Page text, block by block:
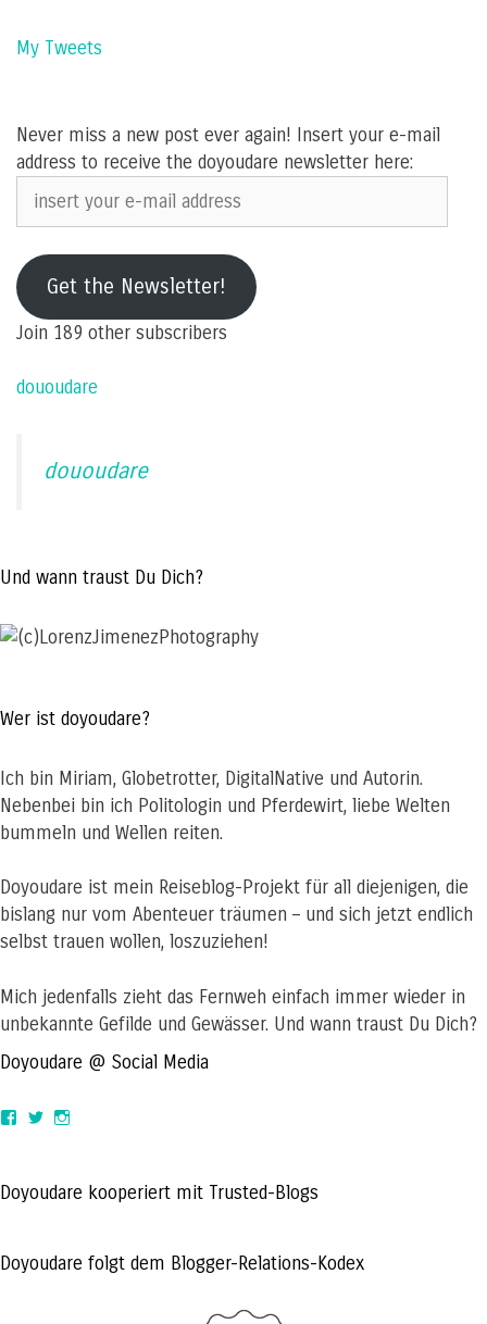
My Tweets
Never miss a new post ever again! Insert your e-mail
address to receive the doyoudare newsletter here:
insert
your
mail
addressGet the Newsletter!
Join 189 other subscribers
dououdare
dououdare
Und wann traust Du Dich?
Wer ist doyoudare?
Ich bin Miriam, Globetrotter, DigitalNative und Autorin.
Nebenbei bin ich Politologin und Pferdewirt, liebe Welten
bummeln und Wellen reiten.
Doyoudare ist mein Reiseblog-Projekt für all diejenigen, die
bislang nur vom Abenteuer träumen – und sich jetzt endlich
selbst trauen wollen, loszuziehen!
Mich jedenfalls zieht das Fernweh einfach immer wieder in
unbekannte Gefilde und Gewässer. Und wann traust Du Dich?
Doyoudare @ Social Media
View
Facebook
View
TwitterInstagram
Doyoudare kooperiert mit Trusted-Blogs
Doyoudare folgt dem Blogger-Relations-Kodex